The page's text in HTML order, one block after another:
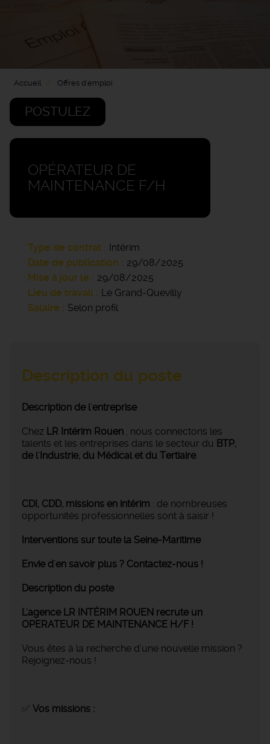
Accueil Offres d'emploi
POSTULEZ
OPÉRATEUR DE
MAINTENANCE F/H
Type de contrat
Intérim
Date de publication
29/08/2025
Mise à jour le
29/08/2025
Lieu de travail
Le Grand-Quevilly
Salaire
Selon profil
Description du poste
Description de l'entreprise
Chez LR Intérim Rouen , nous connectons les
talents et les entreprises dans le secteur du BTP,
de l'Industrie, du Médical et du Tertiaire.
CDI, CDD, missions en intérim : de nombreuses
opportunités professionnelles sont à saisir !
Interventions sur toute la Seine-Maritime
Envie d'en savoir plus ? Contactez-nous !
Description du poste
L'agence LR INTÉRIM ROUEN recrute un
OPERATEUR DE MAINTENANCE H/F !
Vous êtes à la recherche d’une nouvelle mission ?
Rejoignez-nous !
✅ Vos missions :